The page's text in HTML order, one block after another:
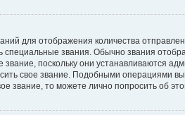
для отображения количества
звания. Обычно звания
поскольку они устанавливаются
свое звание. Подобными операциями
звание, то можете лично попросить об